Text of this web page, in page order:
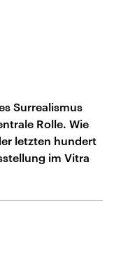
Surrealismus
Rolle. Wie
letzten hundert
im Vitra